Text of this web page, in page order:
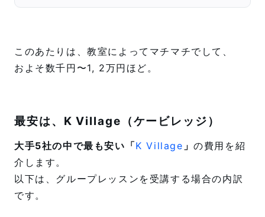
このあたりは、教室によってマチマチでして、
およそ数千円〜1, 2万円ほど。
最安は、K Village（ケービレッジ）
大手5社の中で最も安い「K Village 」の費用を紹
介します。
以下は、グループレッスンを受講する場合の内訳
です。